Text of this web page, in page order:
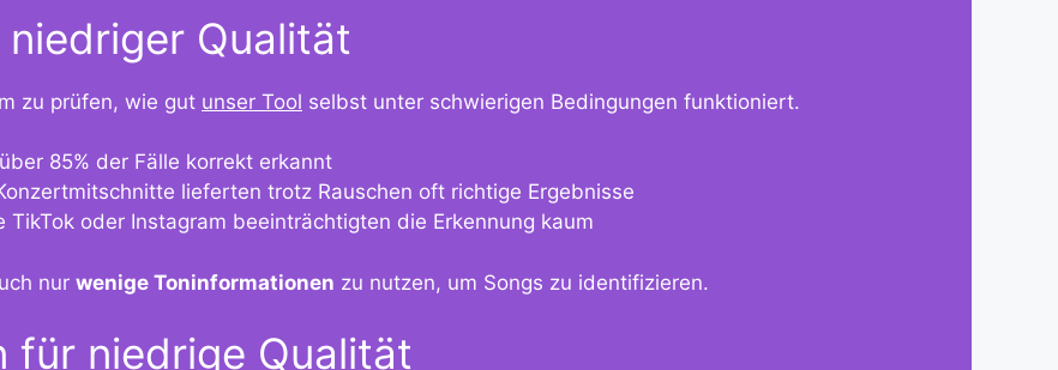
Qualität
zu prüfen, wie gut unser Tool selbst unter schwierigen Bedingungen funktioniert.
85% der Fälle korrekt erkannt
lieferten trotz Rauschen oft richtige Ergebnisse
TikTok oder Instagram beeinträchtigten die Erkennung kaum
nur wenige Toninformationen zu nutzen, um Songs zu identifizieren.
für niedrige Qualität